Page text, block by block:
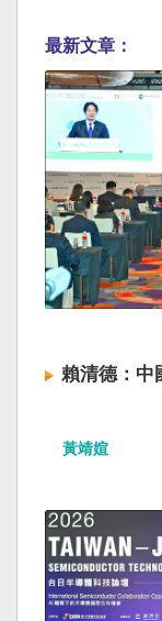
最新文章：
賴清德：中
黃靖媗